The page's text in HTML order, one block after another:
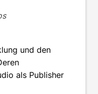
und den
als Publisher